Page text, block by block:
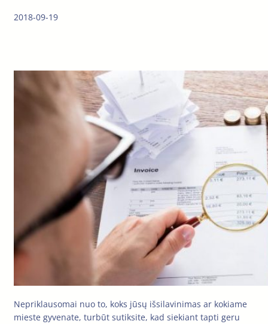
2018-09-19
Nepriklausomai nuo to, koks jūsų išsilavinimas ar kokiame
mieste gyvenate, turbūt sutiksite, kad siekiant tapti geru